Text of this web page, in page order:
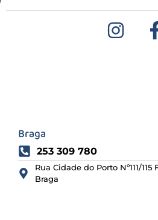
Braga
253 309 780
Rua Cidade do Porto Nº111/
Braga